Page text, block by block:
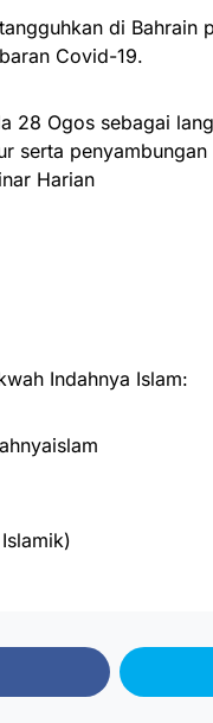
di Bahrain
Covid-19.
28 Ogos sebagai
serta
Harian
Indahnya Islam: